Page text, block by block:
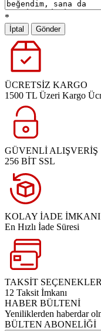
*
İptal Gönder
ÜCRETSİZ KARGO
1500 TL Üzeri Kargo
GÜVENLİ ALIŞVERİŞ
256 BİT SSL
KOLAY İADE İMKANI
En Hızlı İade Süresi
TAKSİT
12 Taksit İmkanı
HABER BÜLTENİ
Yeniliklerden haberdar
BÜLTEN ABONELİĞİ